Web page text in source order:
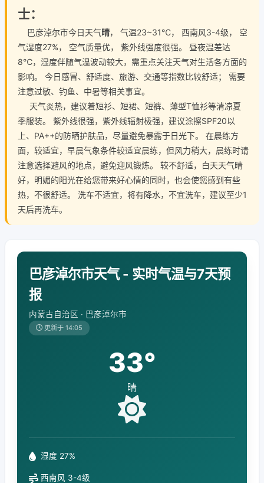
士：
巴彦淖尔市今日天气晴， 气温23~31℃， 西南风3-4级， 空
气湿度27%， 空气质量优， 紫外线强度很强。 昼夜温差达
8℃，湿度伴随气温波动较大，需重点关注天气对生活各方面的
影响。 今日感冒、舒适度、旅游、交通等指数比较舒适； 需要
注意过敏、钓鱼、中暑等相关事宜。
天气炎热，建议着短衫、短裙、短裤、薄型T恤衫等清凉夏
季服装。 紫外线很强，紫外线辐射极强，建议涂擦SPF20以
上、PA++的防晒护肤品，尽量避免暴露于日光下。 在晨练方
面，较适宜，早晨气象条件较适宜晨练，但风力稍大，晨练时请
注意选择避风的地点，避免迎风锻炼。 较不舒适，白天天气晴
好，明媚的阳光在给您带来好心情的同时，也会使您感到有些
热，不很舒适。 洗车不适宜，将有降水，不宜洗车，建议至少1
天后再洗车。
巴彦淖尔市天气 - 实时气温与7天预
报
内蒙古自治区 · 巴彦淖尔市
更新于 14:05
33°
晴
湿度 27%
西南风 3-4级